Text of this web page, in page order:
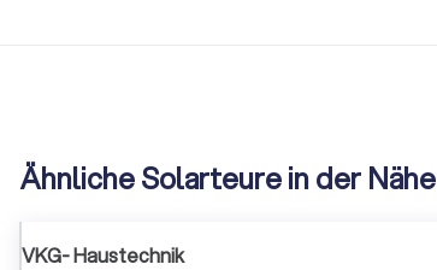
Ähnliche Solarteure in der Nähe
VKG- Haustechnik